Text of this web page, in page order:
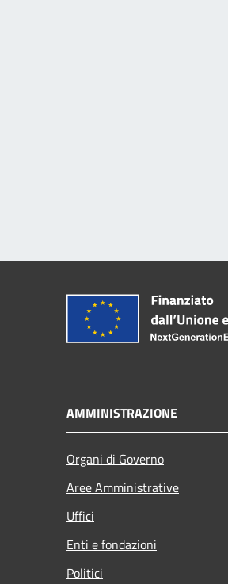
AMMINISTRAZIONE
Organi di Governo
Aree Amministrative
Uffici
Enti e fondazioni
Politici